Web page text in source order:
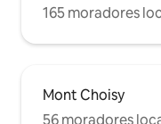
165 moradores
Mont Choisy
56 moradores